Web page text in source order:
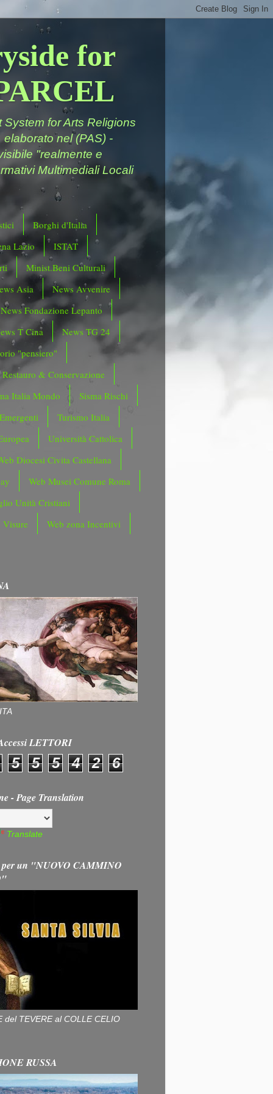
for
for Arts Religions
nel (PAS) -
"realmente e
Multimediali Locali
Borghi d'Italia
Lazio
ISTAT
Minist.Beni Culturali
Asia
News Avvenire
News Fondazione Lepanto
T Cina
News TG 24
"pensiero"
Restauro & Conservazione
Italia Mondo
Sisma Rischi
Turismo Italia
Università Cattolica
Diocesi Civita Castellana
Web Musei Comune Roma
Unità Cristiani
Visure
Web zona Incentivi
LETTORI
5 5 5 4 2 6
- Page Translation
Translate
per un "NUOVO CAMMINO
del TEVERE al COLLE CELIO
RUSSA